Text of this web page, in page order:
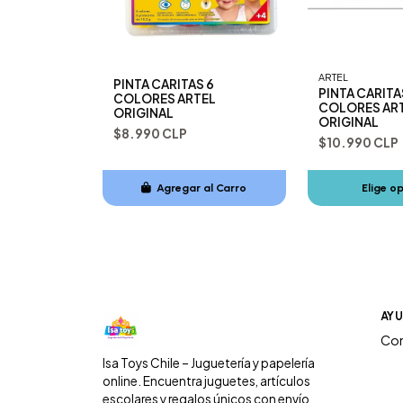
PINTA CARITAS 6
COLORES ARTEL
ORIGINAL
$8.990 CLP
Agregar al Carro
ARTEL
PINTA
COLORES
ORIGINAL
$10.990 CLP
Elige
Isa Toys Chile – Juguetería y papelería
online. Encuentra juguetes, artículos
escolares y regalos únicos con envío